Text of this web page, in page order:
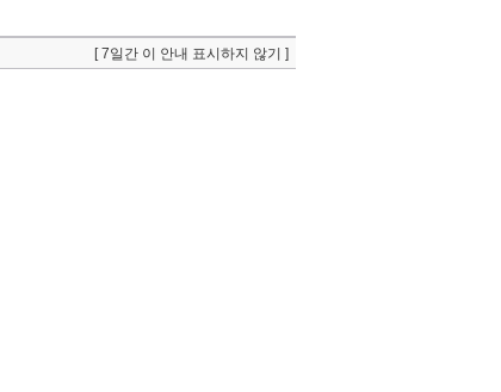
[ 7일간 이 안내 표시하지 않기 ]